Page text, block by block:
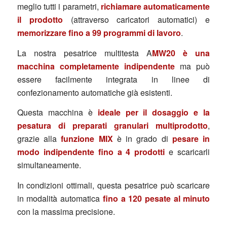
meglio tutti i parametri, richiamare automaticamente
il prodotto (attraverso caricatori automatici) e
memorizzare fino a 99 programmi di lavoro.
La nostra pesatrice multitesta AMW20 è una
macchina completamente indipendente ma può
essere facilmente integrata in linee di
confezionamento automatiche già esistenti.
Questa macchina è ideale per il dosaggio e la
pesatura di preparati granulari multiprodotto,
grazie allafunzione MIXè in grado di pesare in
modo indipendente fino a 4 prodotti e scaricarli
simultaneamente.
In condizioni ottimali, questa pesatrice può scaricare
in modalità automatica fino a 120 pesate al minuto
con la massima precisione.